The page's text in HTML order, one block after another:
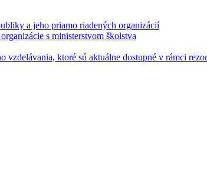
a jeho priamo riadených organizácií
s ministerstvom školstva
ktoré sú aktuálne dostupné v rámci